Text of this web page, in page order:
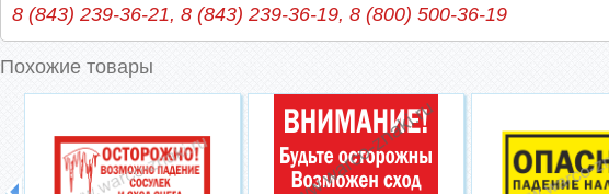
8 (843) 239-36-21, 8 (843) 239-36-19, 8 (800) 500-36-19
Похожие товары